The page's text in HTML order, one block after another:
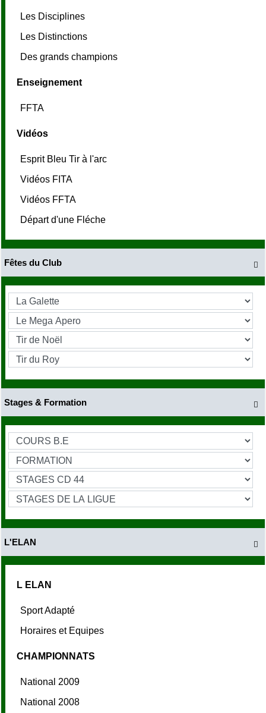
Les Disciplines
Les Distinctions
Des grands champions
Enseignement
FFTA
Vidéos
Esprit Bleu Tir à l'arc
Vidéos FITA
Vidéos FFTA
Départ d'une Fléche

Fêtes du Club

Stages & Formation

L'ELAN
L ELAN
Sport Adapté
Horaires et Equipes
CHAMPIONNATS
National 2009
National 2008